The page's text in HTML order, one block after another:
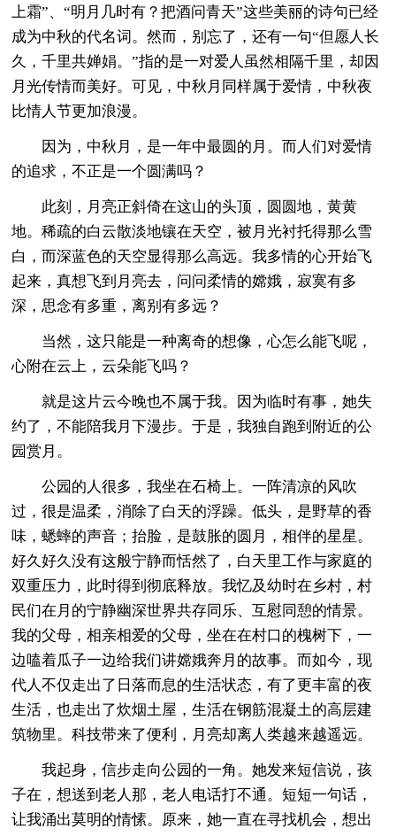
上霜”、“明月几时有？把酒问青天”这些美丽的诗句已经
成为中秋的代名词。然而，别忘了，还有一句“但愿人长
久，千里共婵娟。”指的是一对爱人虽然相隔千里，却因
月光传情而美好。可见，中秋月同样属于爱情，中秋夜
比情人节更加浪漫。
因为，中秋月，是一年中最圆的月。而人们对爱情
的追求，不正是一个圆满吗？
此刻，月亮正斜倚在这山的头顶，圆圆地，黄黄
地。稀疏的白云散淡地镶在天空，被月光衬托得那么雪
白，而深蓝色的天空显得那么高远。我多情的心开始飞
起来，真想飞到月亮去，问问柔情的嫦娥，寂寞有多
深，思念有多重，离别有多远？
当然，这只能是一种离奇的想像，心怎么能飞呢，
心附在云上，云朵能飞吗？
就是这片云今晚也不属于我。因为临时有事，她失
约了，不能陪我月下漫步。于是，我独自跑到附近的公
园赏月。
公园的人很多，我坐在石椅上。一阵清凉的风吹
过，很是温柔，消除了白天的浮躁。低头，是野草的香
味，蟋蟀的声音；抬脸，是鼓胀的圆月，相伴的星星。
好久好久没有这般宁静而恬然了，白天里工作与家庭的
双重压力，此时得到彻底释放。我忆及幼时在乡村，村
民们在月的宁静幽深世界共存同乐、互慰同憩的情景。
我的父母，相亲相爱的父母，坐在在村口的槐树下，一
边嗑着瓜子一边给我们讲嫦娥奔月的故事。而如今，现
代人不仅走出了日落而息的生活状态，有了更丰富的夜
生活，也走出了炊烟土屋，生活在钢筋混凝土的高层建
筑物里。科技带来了便利，月亮却离人类越来越遥远。
我起身，信步走向公园的一角。她发来短信说，孩
子在，想送到老人那，老人电话打不通。短短一句话，
让我涌出莫明的情愫。原来，她一直在寻找机会，想出